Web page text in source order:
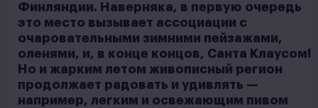
Финляндии. Наверняка, в первую очередь
это место вызывает ассоциации с
очаровательными зимними пейзажами,
оленями, и, в конце концов, Санта Клаусом!
Но и жарким летом живописный регион
продолжает радовать и удивлять —
например, легким и освежающим пивом